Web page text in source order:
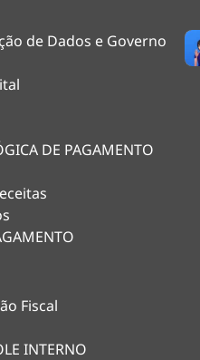
de Dados e Governo
DE PAGAMENTO
Fiscal
INTERNO